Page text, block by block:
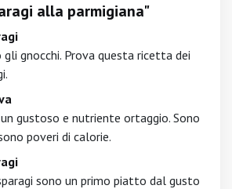
alla parmigiana"
gli gnocchi. Prova questa ricetta dei
gustoso e nutriente ortaggio. Sono
poveri di calorie.
sono un primo piatto dal gusto